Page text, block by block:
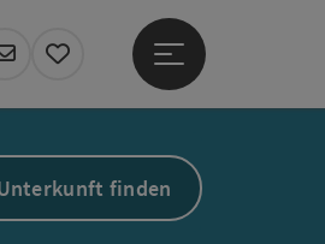
Wetter Linz, sonnig
Newsletter
Merkzettel
Hauptmenü öffnen
finden